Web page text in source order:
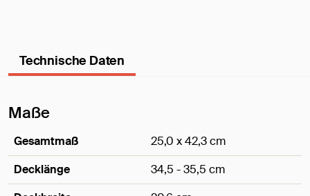
Technische Daten
Maße
Gesamtmaß
25,0 x 42,3 cm
Decklänge
34,5 - 35,5 cm